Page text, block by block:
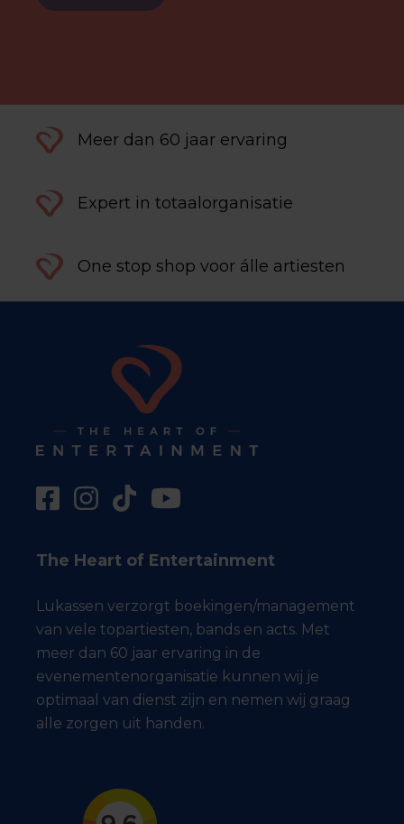
Meer dan 60 jaar ervaring
Expert in totaalorganisatie
One stop shop voor álle artiesten
The Heart of Entertainment
Lukassen verzorgt boekingen/management
van vele topartiesten, bands en acts. Met
meer dan 60 jaar ervaring in de
evenementenorganisatie kunnen wij je
optimaal van dienst zijn en nemen wij graag
alle zorgen uit handen.